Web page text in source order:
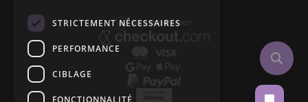
STRICTEMENT NÉCESSAIRES
PERFORMANCE
CIBLAGE
FONCTIONNALITÉ